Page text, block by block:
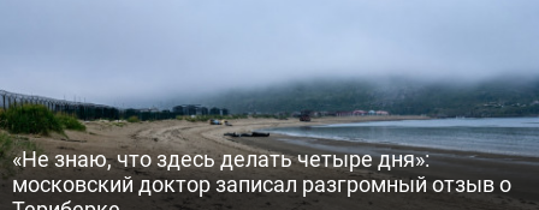
«Не знаю, что здесь делать четыре дня»:
московский доктор записал разгромный отзыв о